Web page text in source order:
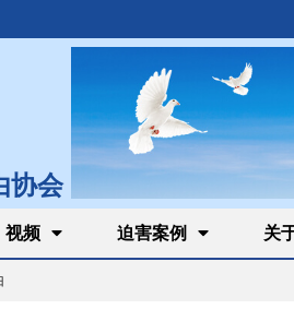
协会
视频 迫害案例 关